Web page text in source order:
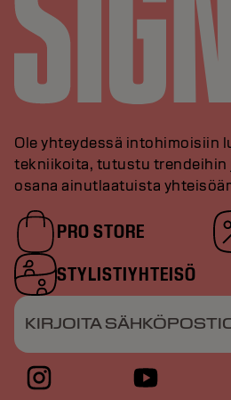
Ole yhteydessä intohimoisiin
tekniikoita, tutustu trendeihin
osana ainutlaatuista
PRO STORE
STYLISTIYHTEISÖ
KIRJOITA